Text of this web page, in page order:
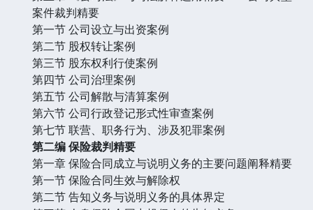
案件裁判精要
第一节 公司设立与出资案例
第二节 股权转让案例
第三节 股东权利行使案例
第四节 公司治理案例
第五节 公司解散与清算案例
第六节 公司行政登记形式性审查案例
第七节 联营、职务行为、涉及犯罪案例
第二编 保险裁判精要
第一章 保险合同成立与说明义务的主要问题阐释精要
第一节 保险合同生效与解除权
第二节 告知义务与说明义务的具体界定